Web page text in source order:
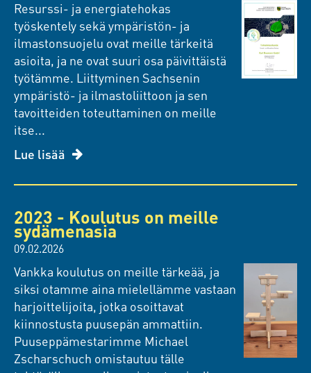
Resurssi- ja energiatehokas
työskentely sekä ympäristön- ja
ilmastonsuojelu ovat meille tärkeitä
asioita, ja ne ovat suuri osa päivittäistä
työtämme. Liittyminen Sachsenin
ympäristö- ja ilmastoliittoon ja sen
tavoitteiden toteuttaminen on meille
itse...
Lue lisää
2023 - Koulutus on meille
sydämenasia
09.02.2026
Vankka koulutus on meille tärkeää, ja
siksi otamme aina mielellämme vastaan
harjoittelijoita, jotka osoittavat
kiinnostusta puusepän ammattiin.
Puuseppämestarimme Michael
Zscharschuch omistautuu tälle